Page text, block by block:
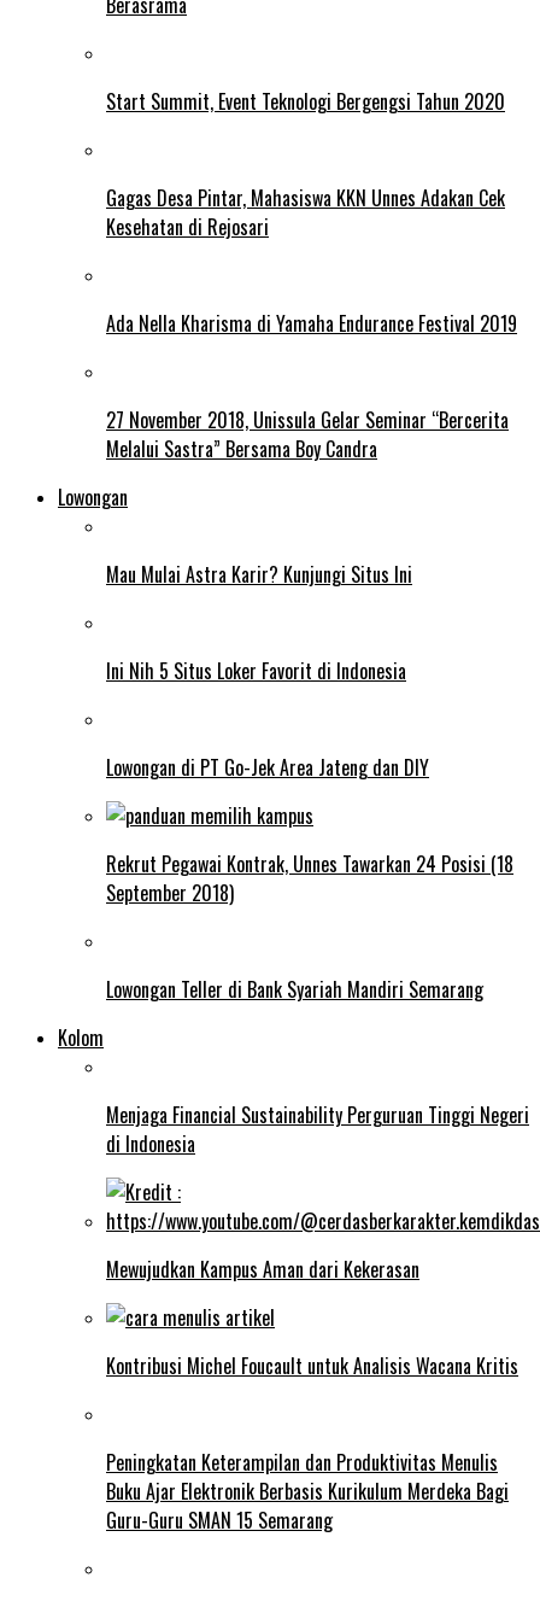
Start Summit, Event Teknologi Bergengsi Tahun 2020
Gagas Desa Pintar, Mahasiswa KKN Unnes Adakan Cek
Kesehatan di Rejosari
Ada Nella Kharisma di Yamaha Endurance Festival 2019
27 November 2018, Unissula Gelar Seminar “Bercerita
Melalui Sastra” Bersama Boy Candra
Lowongan
Mau Mulai Astra Karir? Kunjungi Situs Ini
Ini Nih 5 Situs Loker Favorit di Indonesia
Lowongan di PT Go-Jek Area Jateng dan DIY
Rekrut Pegawai Kontrak, Unnes Tawarkan 24 Posisi (18
September 2018)
Lowongan Teller di Bank Syariah Mandiri Semarang
Kolom
Menjaga Financial Sustainability Perguruan Tinggi Negeri
di Indonesia
Mewujudkan Kampus Aman dari Kekerasan
Kontribusi Michel Foucault untuk Analisis Wacana Kritis
Peningkatan Keterampilan dan Produktivitas Menulis
Buku Ajar Elektronik Berbasis Kurikulum Merdeka Bagi
Guru-Guru SMAN 15 Semarang